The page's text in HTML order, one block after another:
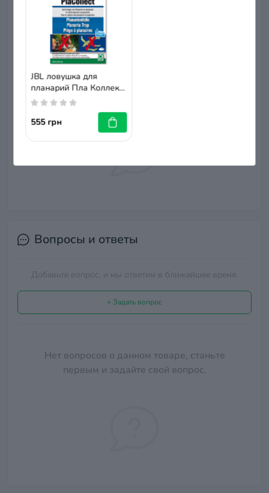
Нет отзывов о данном товаре, станьте
первым, оставьте свой отзыв.
Вопросы и ответы
Добавьте вопрос, и мы ответим в ближайшее время.
+ Задать вопрос
Нет вопросов о данном товаре, станьте
первым и задайте свой вопрос.
JBL ловушка для
планарий Пла Коллект,
61455
555 грн